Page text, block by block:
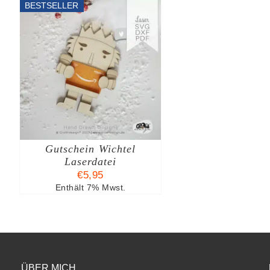
BESTSELLER
Gutschein Wichtel
Laserdatei
€5,95
Enthält 7% Mwst.
ÜBER MICH